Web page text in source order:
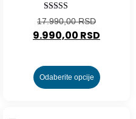
Ocenjeno
sa
4.20
od 5
17.990,00RSD
9.990,00 RSD
Odaberite opcije